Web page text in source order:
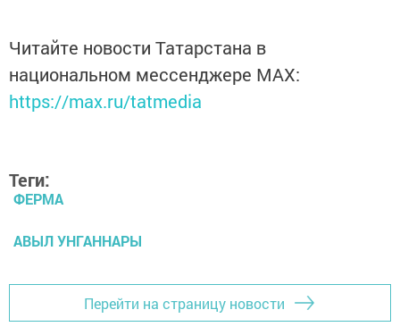
Читайте новости Татарстана в
национальном мессенджере MАХ:
https://max.ru/tatmedia
Теги:
ФЕРМА
АВЫЛ УНГАННАРЫ
Перейти на страницу новости